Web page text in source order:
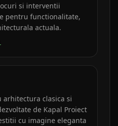
si interventii
pentru functionalitate,
actuala.
arhitectura clasica si
de Kapal Proiect
cu imagine eleganta